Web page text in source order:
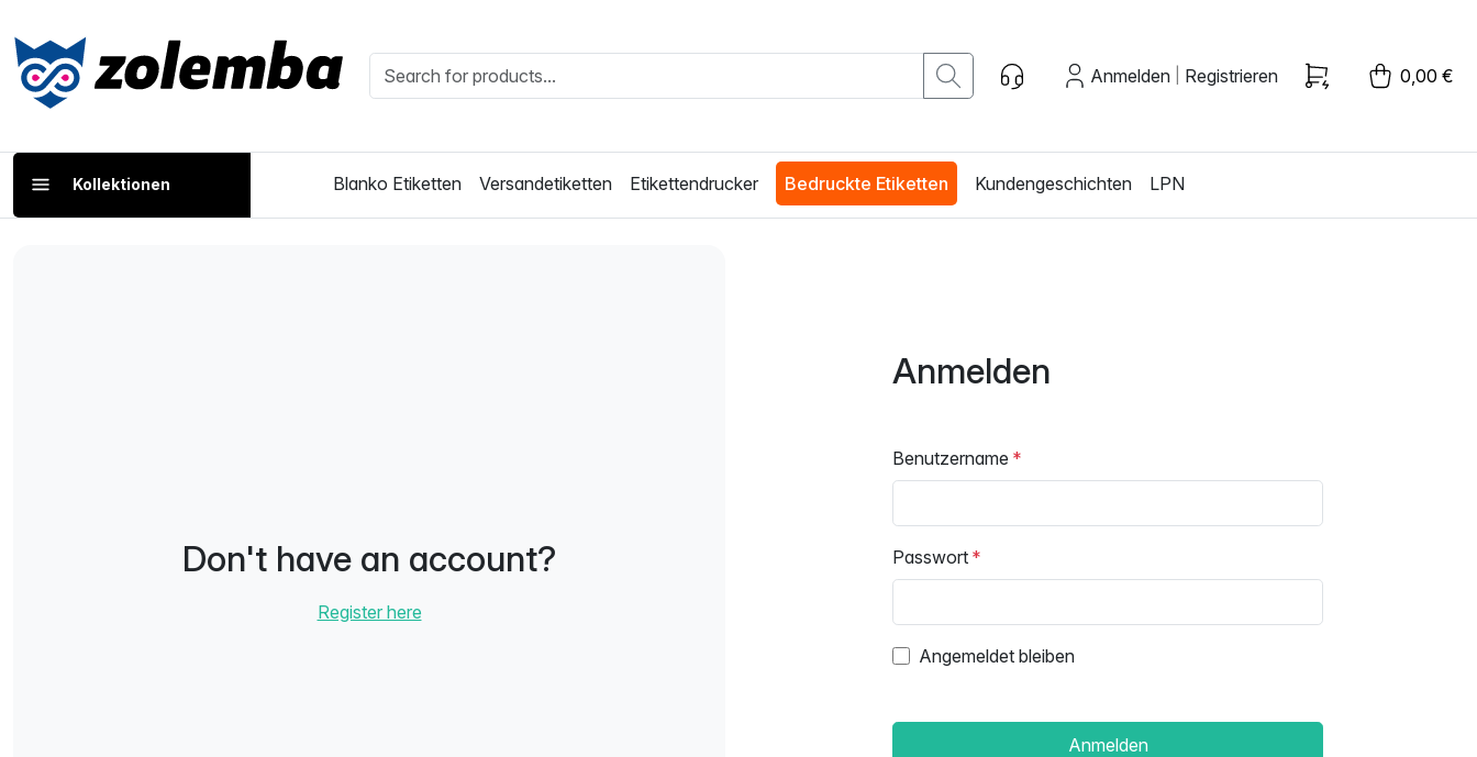
Anmelden Registrieren 0,00 €
Kollektionen Blanko Etiketten Versandetiketten Etikettendrucker Bedruckte Etiketten Kundengeschichten LPN
Anmelden
Benutzername
Passwort
Angemeldet bleiben
Anmelden
Don't have an account?
Register here